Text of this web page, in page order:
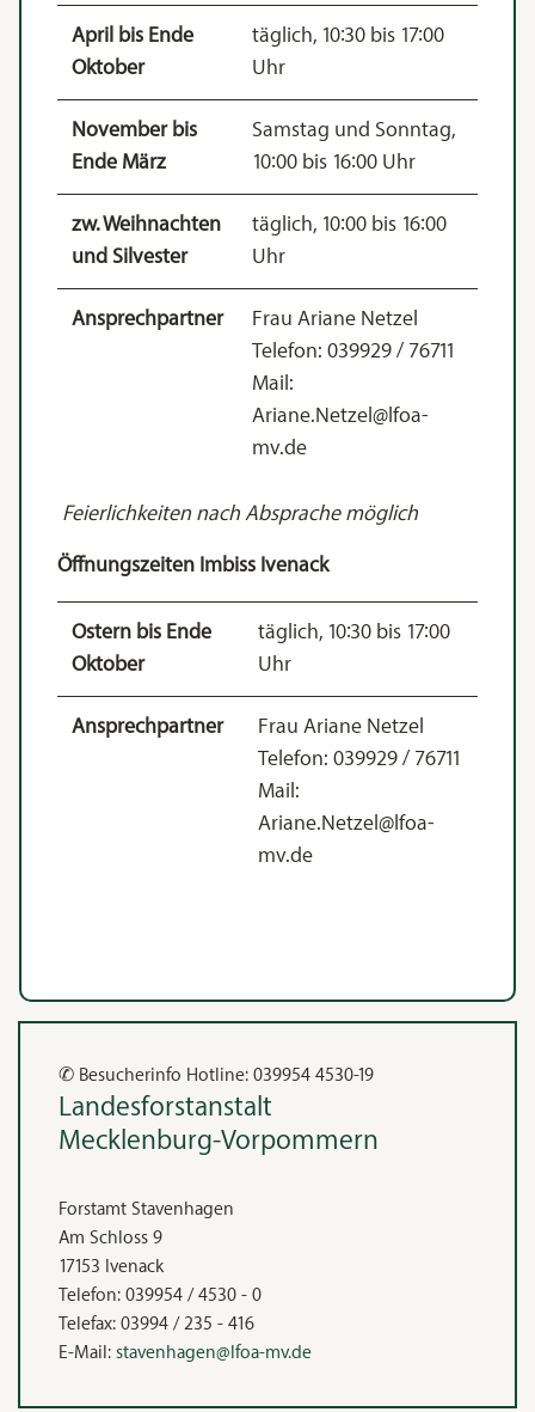
April bis Ende
Oktober
täglich, 10:30 bis 17:00
Uhr
November bis
Ende März
Samstag und Sonntag,
10:00 bis 16:00 Uhr
zw. Weihnachten
und Silvester
täglich, 10:00 bis 16:00
Uhr
Ansprechpartner
Frau Ariane Netzel
Telefon: 039929 / 76711
Mail:
Ariane.Netzel@lfoa-
mv.de
Feierlichkeiten nach Absprache möglich
Öffnungszeiten Imbiss Ivenack
Ostern bis Ende
Oktober
täglich, 10:30 bis 17:00
Uhr
Ansprechpartner
Frau Ariane Netzel
Telefon: 039929 / 76711
Mail:
Ariane.Netzel@lfoa-
mv.de
✆ Besucherinfo Hotline: 039954 4530-19
Landesforstanstalt
Mecklenburg‑Vorpommern
Forstamt Stavenhagen
Am Schloss 9
17153 Ivenack
Telefon: 039954 / 4530 - 0
Telefax: 03994 / 235 - 416
E-Mail: stavenhagen@lfoa-mv.de